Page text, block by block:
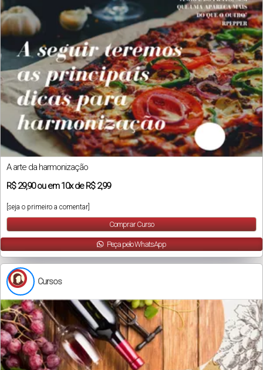
A arte da harmonização
R$29,90ou em10xdeR$ 2,99
[seja o primeiro a comentar]
Comprar Curso
Peça pelo WhatsApp
Cursos